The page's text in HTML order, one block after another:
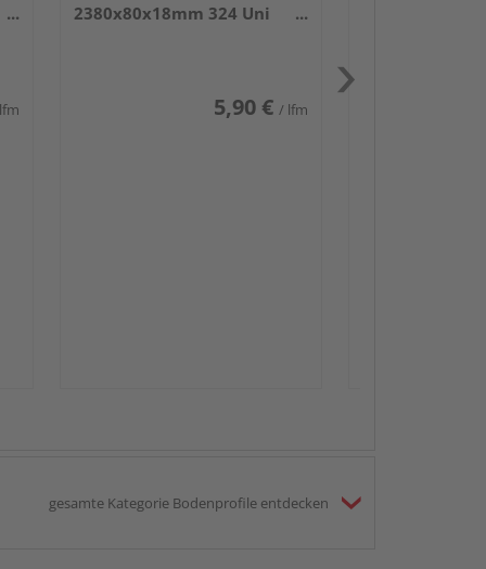
2380x80x18mm 324 Uni
5,90 € / lfm
gesamte Kategorie Bodenprofile entdecken